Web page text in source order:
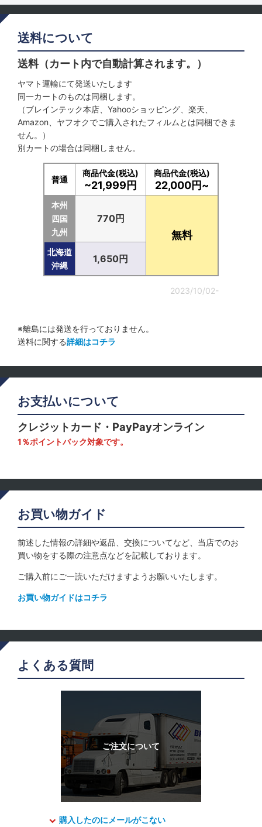
送料について
送料（カート内で自動計算されます。）
ヤマト運輸にて発送いたします
同一カートのものは同梱します。
（ブレインテック本店、Yahooショッピング、楽天、
Amazon、ヤフオクでご購入されたフィルムとは同梱できま
せん。）
別カートの場合は同梱しません。
普通
商品代金(税込)
~21,999円
商品代金(税込)
22,000円~
本州
四国
九州
770円
無料
北海道
沖縄
1,650円
2023/10/02-
※離島には発送を行っておりません。
送料に関する詳細はコチラ
お支払いについて
クレジットカード・PayPayオンライン
1％ポイントバック対象です。
お買い物ガイド
前述した情報の詳細や返品、交換についてなど、当店でのお
買い物をする際の注意点などを記載しております。
ご購入前にご一読いただけますようお願いいたします。
お買い物ガイドはコチラ
よくある質問
購入したのにメールがこない